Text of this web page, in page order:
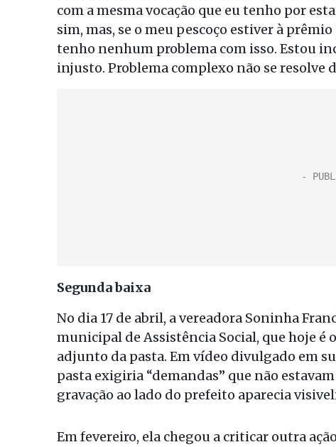
com a mesma vocação que eu tenho por
sim, mas, se o meu pescoço estiver à
tenho nenhum problema com isso. Estou
injusto. Problema complexo não se resolve
Segunda baixa
No dia 17 de abril, a vereadora Soninha
municipal de Assistência Social, que hoje é
adjunto da pasta. Em vídeo divulgado em
pasta exigiria “demandas” que não
gravação ao lado do prefeito aparecia
Em fevereiro, ela chegou a criticar outra